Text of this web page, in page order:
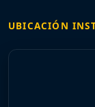
UBICACIÓN